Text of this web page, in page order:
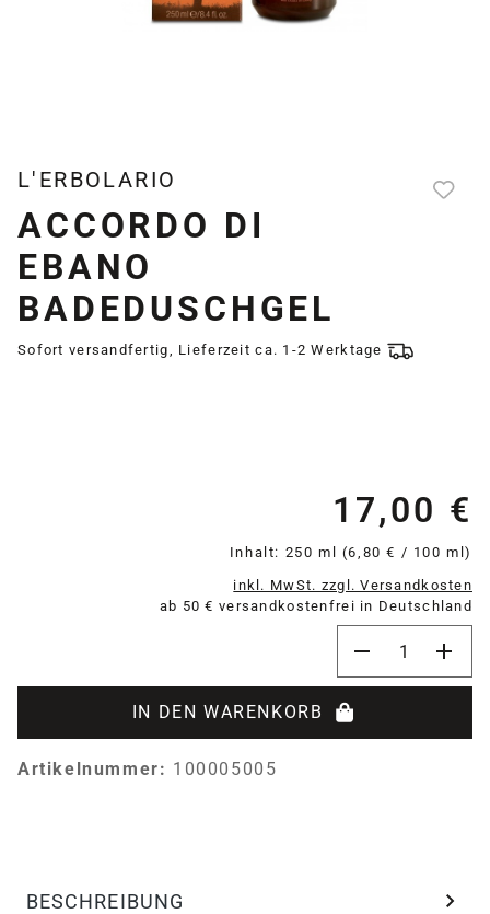
L'ERBOLARIO
ACCORDO DI
EBANO
BADEDUSCHGEL
Sofort versandfertig, Lieferzeit ca. 1-2 Werktage
17,00 €
Inhalt: 250 ml (6,80 € / 100 ml)
inkl. MwSt. zzgl. Versandkosten
ab 50 € versandkostenfrei in Deutschland
IN DEN WARENKORB
Artikelnummer: 100005005
BESCHREIBUNG